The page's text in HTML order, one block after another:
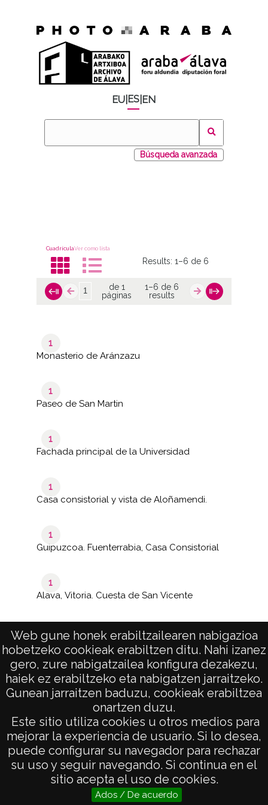
Web gune honek erabiltzailearen nabigazioa
hobetzeko cookieak erabiltzen ditu. Nahi izanez
gero, zure nabigatzailea konfigura dezakezu,
haiek ez erabiltzeko eta nabigatzen jarraitzeko.
Gunean jarraitzen baduzu, cookieak erabiltzea
onartzen duzu.
Este sitio utiliza cookies u otros medios para
mejorar la experiencia de usuario. Si lo desea,
puede configurar su navegador para rechazar
su uso y seguir navegando. Si continua en el
sitio acepta el uso de cookies.
Ados / De acuerdo
EU ES EN
Búsqueda avanzada
CuadrículaVer como lista
Results:1–6 de 6
de 1
páginas
1–6 de 6
results
1
Monasterio de Aránzazu
1
Paseo de San Martin
1
Fachada principal de la Universidad
1
Casa consistorial y vista de Aloñamendi.
1
Guipuzcoa. Fuenterrabia, Casa Consistorial
1
Alava, Vitoria. Cuesta de San Vicente
de 1
páginas
1–6
de 6
results
AVISO LEGAL
POLÍTICA DE PRIVACIDAD
ACCESIBILIDAD
ATENCIÓN CIUDADANA